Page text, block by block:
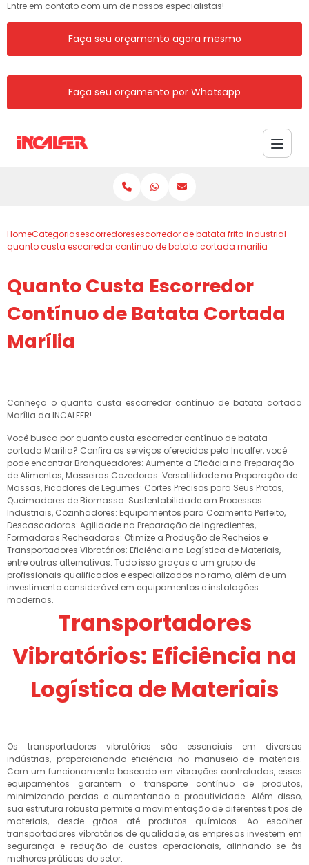
Entre em contato com um de nossos especialistas!
Faça seu orçamento agora mesmo
Faça seu orçamento por Whatsapp
HomeCategoriasescorredoresescorredor de batata frita industrial
quanto custa escorredor continuo de batata cortada marilia
Quanto Custa Escorredor
Contínuo de Batata Cortada
Marília
Conheça o quanto custa escorredor contínuo de batata cortada
Marília da INCALFER!
Você busca por quanto custa escorredor contínuo de batata
cortada Marília? Confira os serviços oferecidos pela Incalfer, você
pode encontrar Branqueadores: Aumente a Eficácia na Preparação
de Alimentos, Masseiras Cozedoras: Versatilidade na Preparação de
Massas, Picadores de Legumes: Cortes Precisos para Seus Pratos,
Queimadores de Biomassa: Sustentabilidade em Processos
Industriais, Cozinhadores: Equipamentos para Cozimento Perfeito,
Descascadoras: Agilidade na Preparação de Ingredientes,
Formadoras Recheadoras: Otimize a Produção de Recheios e
Transportadores Vibratórios: Eficiência na Logística de Materiais,
entre outras alternativas. Tudo isso graças a um grupo de
profissionais qualificados e especializados no ramo, além de um
investimento considerável em equipamentos e instalações
modernas.
Transportadores
Vibratórios: Eficiência na
Logística de Materiais
Os transportadores vibratórios são essenciais em diversas
indústrias, proporcionando eficiência no manuseio de materiais.
Com um funcionamento baseado em vibrações controladas, esses
equipamentos garantem o transporte contínuo de produtos,
minimizando perdas e aumentando a produtividade. Além disso,
sua estrutura robusta permite a movimentação de diferentes tipos de
materiais, desde grãos até produtos químicos. Ao escolher
transportadores vibratórios de qualidade, as empresas investem em
segurança e redução de custos operacionais, alinhando-se às
melhores práticas do setor.